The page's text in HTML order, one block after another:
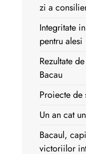
zi a
Integritate
pentru alesi
Rezultate
Bacau
Proiecte de
Un an cat
Bacaul,
victoriilor